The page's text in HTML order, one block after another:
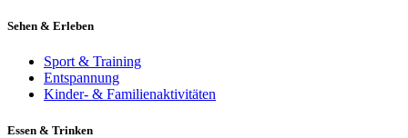
Sehen & Erleben
Sport & Training
Entspannung
Kinder- & Familienaktivitäten
Essen & Trinken